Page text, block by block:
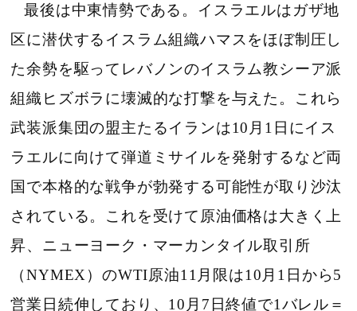
最後は中東情勢である。イスラエルはガザ地
区に潜伏するイスラム組織ハマスをほぼ制圧し
た余勢を駆ってレバノンのイスラム教シーア派
組織ヒズボラに壊滅的な打撃を与えた。これら
武装派集団の盟主たるイランは10月1日にイス
ラエルに向けて弾道ミサイルを発射するなど両
国で本格的な戦争が勃発する可能性が取り沙汰
されている。これを受けて原油価格は大きく上
昇、ニューヨーク・マーカンタイル取引所
（NYMEX）のWTI原油11月限は10月1日から5
営業日続伸しており、10月7日終値で1バレル＝